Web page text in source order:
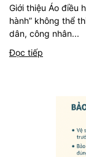
Giới thiệu Áo điều
hành” không thể
dân, công nhân...
Đọc tiếp